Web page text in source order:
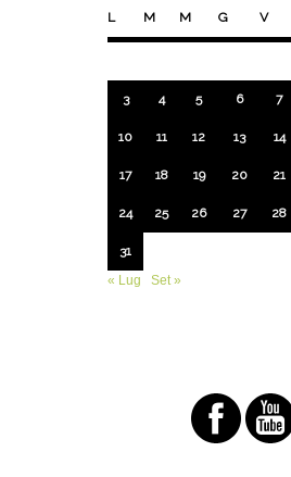
L M M G V
3 4 5 6 7
10 11 12 13 14
17 18 19 20 21
24 25 26 27 28
31
« Lug
Set »